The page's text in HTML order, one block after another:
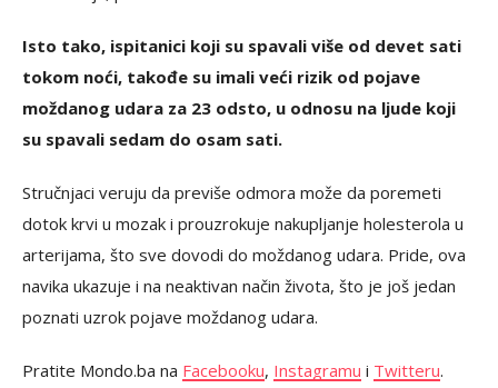
Isto tako, ispitanici koji su spavali više od devet sati
tokom noći, takođe su imali veći rizik od pojave
moždanog udara za 23 odsto, u odnosu na ljude koji
su spavali sedam do osam sati.
Stručnjaci veruju da previše odmora može da poremeti
dotok krvi u mozak i prouzrokuje nakupljanje holesterola u
arterijama, što sve dovodi do moždanog udara. Pride, ova
navika ukazuje i na neaktivan način života, što je još jedan
poznati uzrok pojave moždanog udara.
Pratite Mondo.ba na Facebooku, Instagramu i Twitteru.